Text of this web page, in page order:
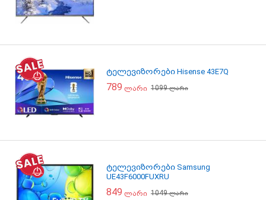
ტელევიზორები Hisense 43E7Q
789 ლარი 1099ლარი
ტელევიზორები Samsung
UE43F6000FUXRU
849 ლარი 1049ლარი